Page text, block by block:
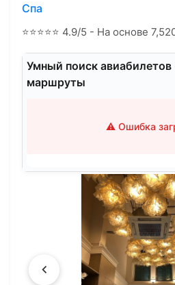
Спа
⭐⭐⭐⭐⭐ 4.9/5 - На основе
Умный поиск
маршруты
⚠️ Ошибка